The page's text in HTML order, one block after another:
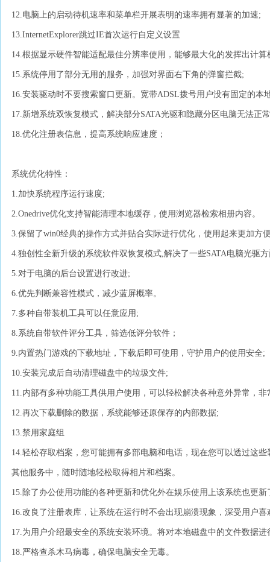
12.电脑上的启动待机速率和菜单栏开展表明的速率拥有显著的加速;
13.InternetExplorer跳过IE首次运行自定义设置
14.根据显示硬件智能适配最佳分辨率使用，能够最大化的发挥出计算
15.系统停用了部分无用的服务，加强对界面右下角的弹窗拦截;
16.安装驱动时不要搜索窗口更新。宽带ADSL拨号用户没有固定的本
17.新增系统双恢复模式，解决部分SATA光驱和隐藏分区电脑无法正
18.优化注册表信息，提高系统响应速度；
系统优化特性：
1.加快系统程序运行速度;
2.Onedrive优化支持智能清理本地缓存，使用浏览器检索相册内容。
3.保留了win0经典的操作方式并贴合实际进行优化，使用起来更加方
4.独创性全新升级的系统软件双恢复模式,解决了一些SATA电脑光驱
5.对于电脑的后台设置进行改进;
6.优先判断兼容性模式，减少蓝屏概率。
7.多种自带装机工具可以任意应用;
8.系统自带软件评分工具，筛选低评分软件；
9.内置热门游戏的下载地址，下载后即可使用，守护用户的使用安全;
10.安装完成后自动清理磁盘中的垃圾文件;
11.内部有多种功能工具供用户使用，可以轻松解决各种意外异常，非
12.再次下载删除的数据，系统能够还原保存的内部数据;
13.禁用家庭组
14.轻松存取档案，您可能拥有多部电脑和电话，现在您可以透过这些
其他服务中，随时随地轻松取得相片和档案。
15.除了办公使用功能的各种更新和优化外在娱乐使用上该系统也更
16.改良了注册表库，让系统在运行时不会出现崩溃现象，深受用户喜
17.为用户介绍最安全的系统安装环境。将对本地磁盘中的文件数据
18.严格查杀木马病毒，确保电脑安全无毒。